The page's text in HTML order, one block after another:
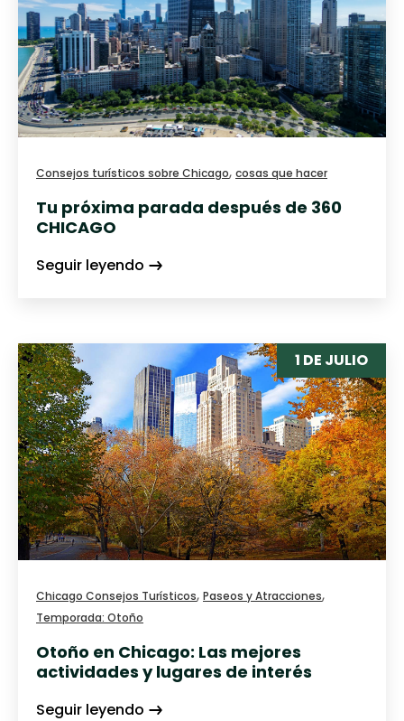
Consejos turísticos sobre Chicago, cosas que hacer
Tu próxima parada después de 360
CHICAGO
Seguir leyendo
1 DE JULIO
Chicago Consejos Turísticos, Paseos y Atracciones,
Temporada: Otoño
Otoño en Chicago: Las mejores
actividades y lugares de interés
Seguir leyendo